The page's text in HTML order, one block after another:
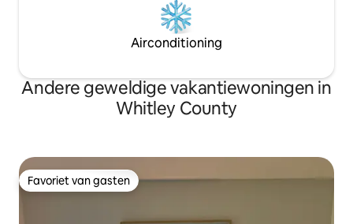
Airconditioning
Andere geweldige vakantiewoningen in
Whitley County
Favoriet van gasten
Favoriet van gasten